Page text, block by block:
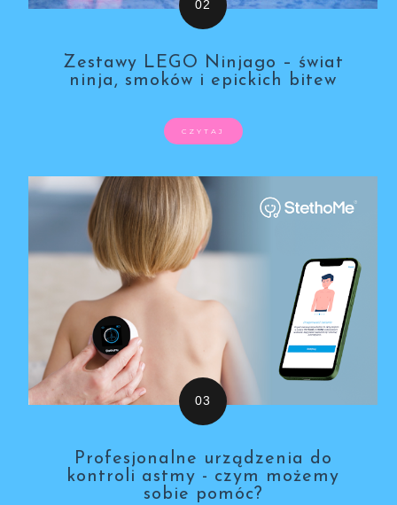
Zestawy LEGO Ninjago – świat
ninja, smoków i epickich bitew
CZYTAJ
Profesjonalne urządzenia do
kontroli astmy - czym możemy
sobie pomóc?